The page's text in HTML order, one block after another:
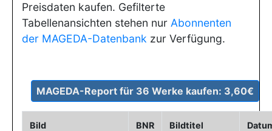
Preisdaten kaufen. Gefilterte
Tabellenansichten stehen nur Abonnenten
der MAGEDA-Datenbank zur Verfügung.
Bild BNR Bildtitel